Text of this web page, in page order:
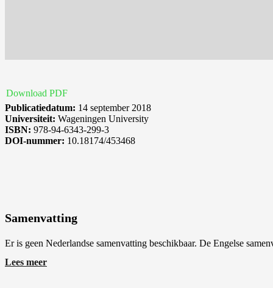
Download PDF
Publicatiedatum: 14 september 2018
Universiteit: Wageningen University
ISBN: 978-94-6343-299-3
DOI-nummer: 10.18174/453468
Samenvatting
Er is geen Nederlandse samenvatting beschikbaar. De Engelse
Lees meer